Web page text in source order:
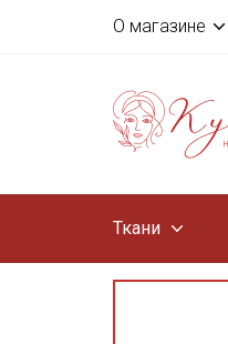
О магазине
Ткани